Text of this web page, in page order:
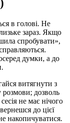
в голові. Не
зараз. Якщо
спробувати»,
думки, а до
витягнути з
розмови; дозволь
не має нічого
до цієї
накопичуватися.